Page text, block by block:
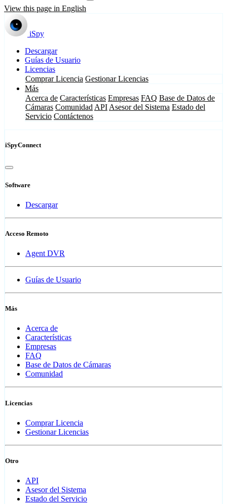
View this page in English
iSpy
Descargar
Guías de Usuario
Licencias
Comprar Licencia Gestionar Licencias
Más
Acerca de Características Empresas FAQ Base de Datos de
Cámaras Comunidad API Asesor del Sistema Estado del
Servicio Contáctenos
iSpyConnect
Software
Descargar
Acceso Remoto
Agent DVR
Guías de Usuario
Más
Acerca de
Características
Empresas
FAQ
Base de Datos de Cámaras
Comunidad
Licencias
Comprar Licencia
Gestionar Licencias
Otro
API
Asesor del Sistema
Estado del Servicio